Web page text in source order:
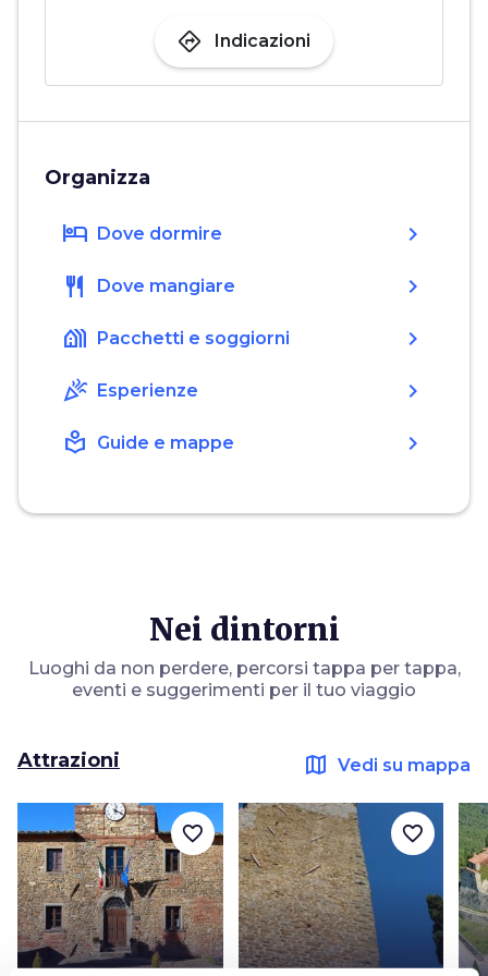
directions Indicazioni
Organizza
hotel Dove dormire chevron_right
restaurant Dove mangiare chevron_right
holiday_village Pacchetti e soggiorni chevron_right
celebration Esperienze chevron_right
local_library Guide e mappe chevron_right
Nei dintorni
Luoghi da non perdere, percorsi tappa per tappa,
eventi e suggerimenti per il tuo viaggio
Attrazioni map Vedi su mappa
favorite_border favorite_border